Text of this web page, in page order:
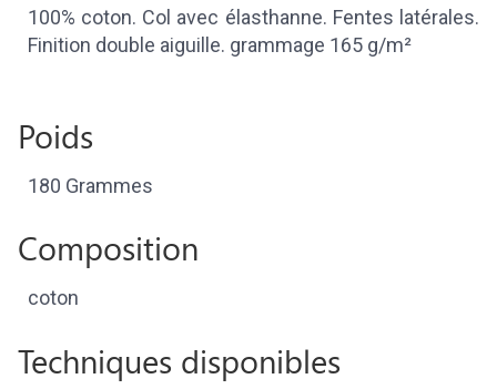
100% coton. Col avec élasthanne. Fentes latérales.
Finition double aiguille. grammage 165 g/m²
Poids
180 Grammes
Composition
coton
Techniques disponibles